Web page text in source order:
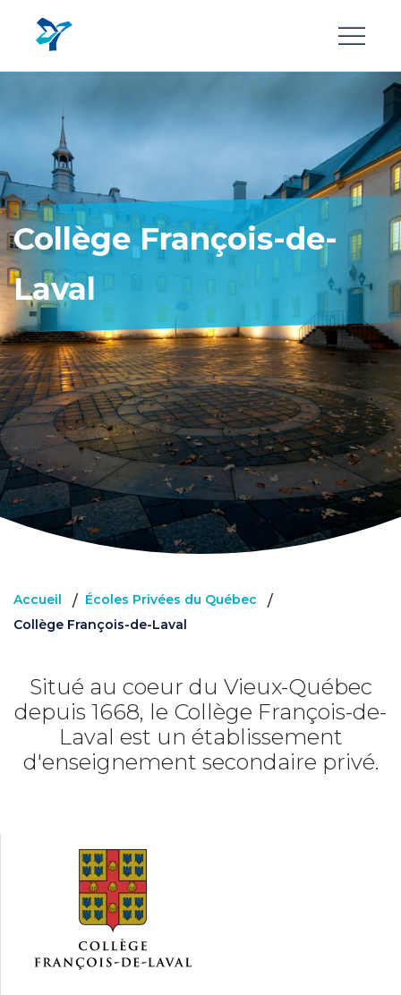
contenu
principal
Collège François-de-
Laval
Accueil / Écoles Privées du Québec /
Collège François-de-Laval
Situé au coeur du Vieux-Québec
depuis 1668, le Collège François-de-
Laval est un établissement
d'enseignement secondaire privé.